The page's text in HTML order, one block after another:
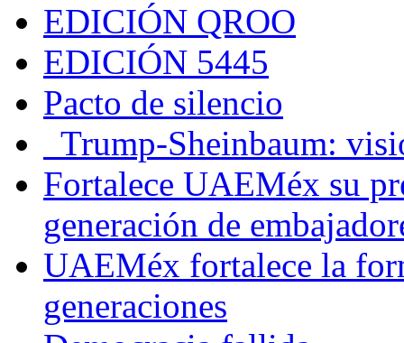
EDICIÓN QROO
EDICIÓN 5445
Pacto de silencio
Trump-Sheinbaum:
Fortalece UAEMéx su
generación de
UAEMéx fortalece la
generaciones